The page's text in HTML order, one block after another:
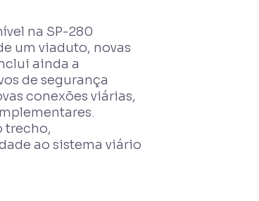
na SP-280
um viaduto, novas
ainda a
de segurança
conexões viárias,
trecho,
ao sistema viário